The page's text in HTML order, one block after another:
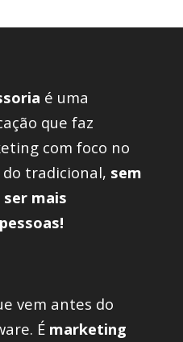
é uma
que faz
com foco no
tradicional, sem
mais
vem antes do
É marketing